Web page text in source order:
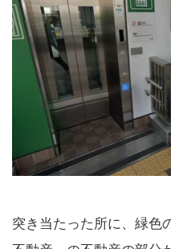
突き当たった所に、緑色